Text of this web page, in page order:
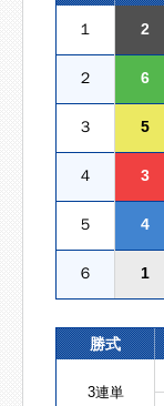
１ 2
２ 6
３ 5
４ 3
５ 4
６ 1
勝式
3連単